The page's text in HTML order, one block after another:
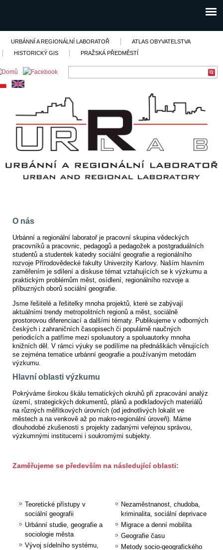
URBÁNNÍ A REGIONÁLNÍ LABORATOŘ
ATLAS OBYVATELSTVA
HISTORICKÝ GIS
PRAŽSKÁ PŘEDMĚSTÍ
O nás
Urbánní a regionální laboratoř je pracovní skupina vědeckých
pracovníků a pracovnic, pedagogů a pedagožek a postgraduálních
studentů a studentek katedry sociální geografie a regionálního
rozvoje Přírodovědecké fakulty Univerzity Karlovy. Naším hlavním
zaměřením je sdílení a diskuse témat vztahujících se k výzkumu a
praktickým problémům měst, osídlení, regionálního rozvoje a
příbuzných oborů sociální geografie.
Jsme řešitelé a řešitelky mnoha projektů, které se zabývají
aktuálními trendy metropolitních regionů a měst, sociálně
prostorovou diferenciací a dalšími tématy. Publikujeme v odborných
českých i zahraničních časopisech či populárně naučných
periodicích a patříme mezi spoluautory a spoluautorky mnoha
knižních děl. V rámci výuky se podílíme na přednáškách věnujících
se zejména tematice urbánní geografie a používaným metodám
výzkumu.
Hlavní oblasti výzkumu
Pokrýváme širokou škálu tematických okruhů při zpracování analýz
území, strategických dokumentů, plánů a podkladových materiálů
na různých měřítkových úrovních (od jednotlivých lokalit ve
městech a na venkově až po makro-regionální úroveň). Máme
dlouhodobé zkušenosti s projekty zadanými veřejnou správou,
výzkumnými institucemi i soukromými subjekty.
Zaměřujeme se především na následující oblasti:
Teoretické přístupy v
sociální geografii
Urbánní studie, geografie a
sociologie města
Vývoj sídelního systému,
Nezaměstnanost, chudoba,
kriminalita, sociální deprivace
Migrace a denní mobilita
Geografie času
Metody socio-geografického